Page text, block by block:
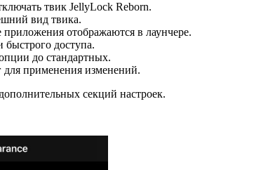
твик JellyLock Reborn.
вид твика.
отображаются в лаунчере.
быстрого доступа.
до стандартных.
для применения изменений.
секций настроек.